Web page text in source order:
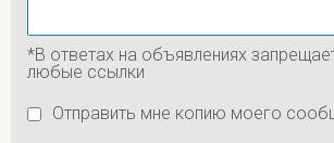
*В ответах на объявлениях
любые ссылки
Отправить мне копию моего